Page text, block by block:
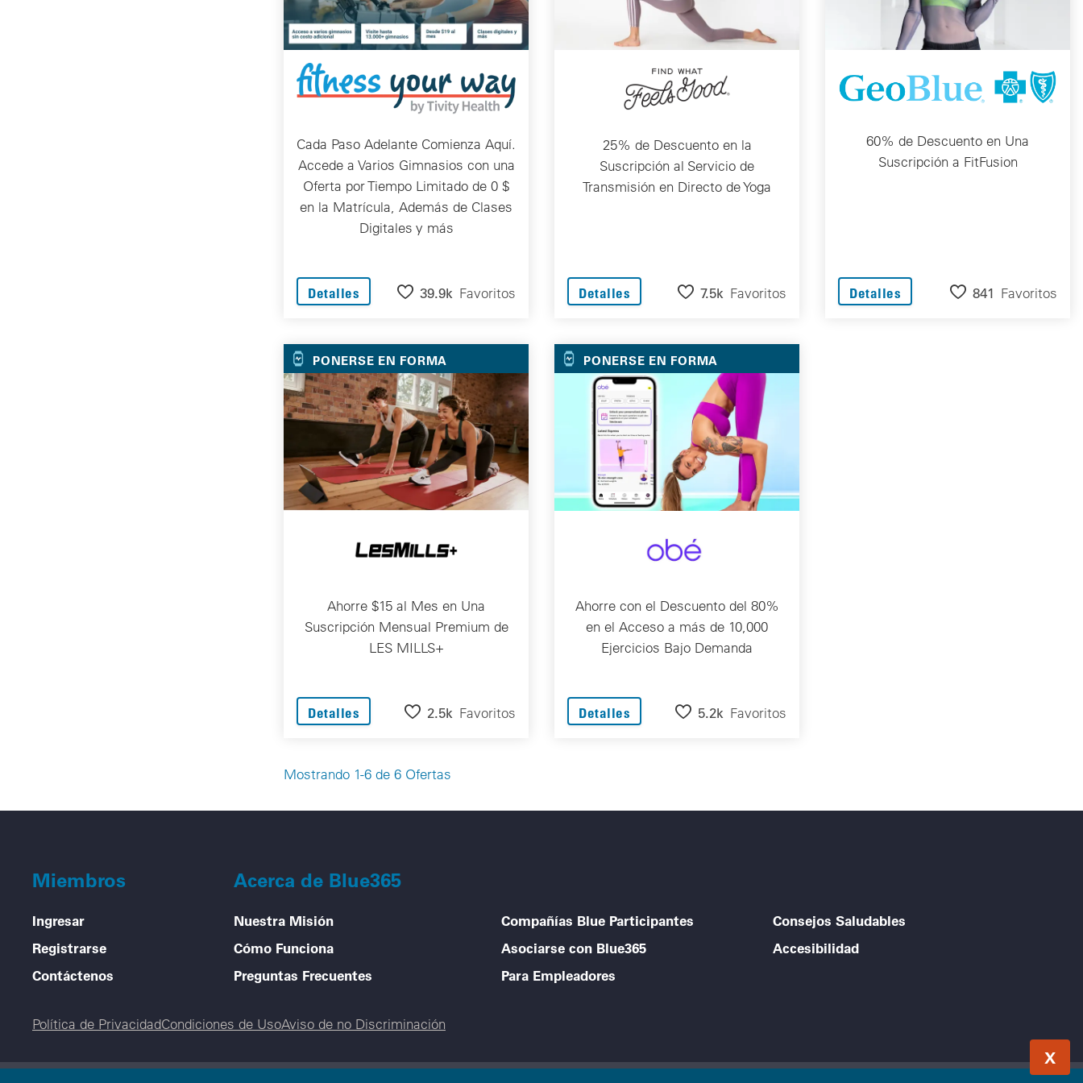
X
Cada Paso Adelante Comienza Aquí.
Accede a Varios Gimnasios con una
Oferta por Tiempo Limitado de 0 $
en la Matrícula, Además de Clases
Digitales y más
Detalles 39.9k Favoritos
25% de Descuento en la
Suscripción al Servicio de
Transmisión en Directo de Yoga
Detalles 7.5k Favoritos
60% de Descuento en Una
Suscripción a FitFusion
Detalles 841 Favoritos
PONERSE EN FORMA
Ahorre $15 al Mes en Una
Suscripción Mensual Premium de
LES MILLS+
Detalles 2.5k Favoritos
PONERSE EN FORMA
Ahorre con el Descuento del 80%
en el Acceso a más de 10,000
Ejercicios Bajo Demanda
Detalles 5.2k Favoritos
Mostrando 1-6 de 6 Ofertas
Miembros
Ingresar
Registrarse
Contáctenos
Acerca de Blue365
Nuestra Misión
Cómo Funciona
Preguntas Frecuentes
Compañías Blue Participantes
Asociarse con Blue365
Para Empleadores
Consejos Saludables
Accesibilidad
Legal menu
Política de PrivacidadCondiciones de UsoAviso de no Discriminación